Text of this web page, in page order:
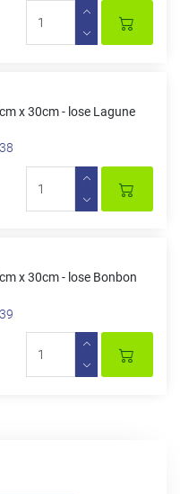
x 30cm - lose Lagune
x 30cm - lose Bonbon